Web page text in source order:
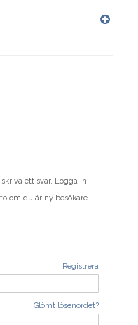
ett svar. Logga in i
om du är ny besökare
Registrera
Glömt lösenordet?